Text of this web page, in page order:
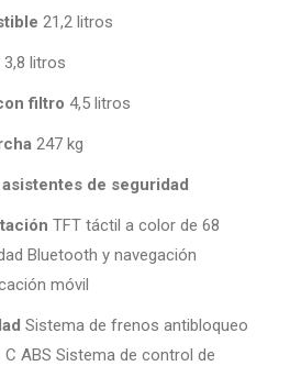
21,2 litros
3,8 litros
filtro 4,5 litros
247 kg
de seguridad
TFT táctil a color de 68
Bluetooth y navegación
móvil
Sistema de frenos antibloqueo
ABS Sistema de control de